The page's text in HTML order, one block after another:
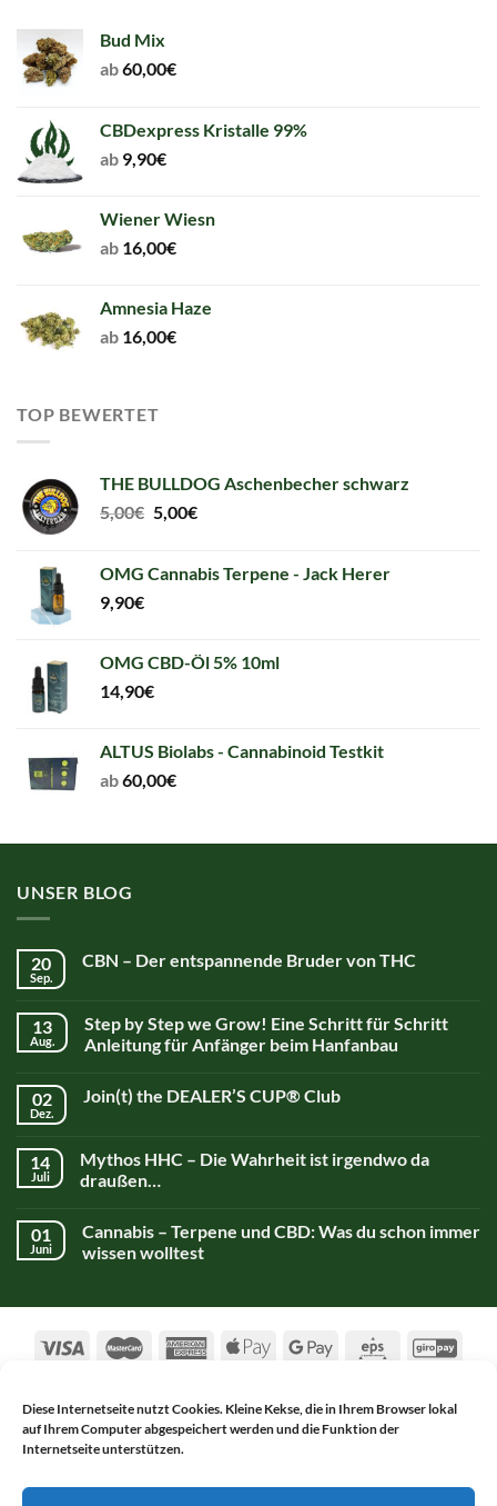
Diese Internetseite nutzt Cookies. Kleine Kekse, die in Ihrem Browser lokal
auf Ihrem Computer abgespeichert werden und die Funktion der
Internetseite unterstützen.
Bud Mix
ab60,00€
CBDexpress Kristalle 99%
ab 9,90€
Wiener Wiesn
ab 16,00€
Amnesia Haze
ab 16,00€
TOP BEWERTET
THE BULLDOG Aschenbecher schwarz
5,00€ Original
5,00€.
5,00€Current
5,00€.
OMG Cannabis Terpene - Jack Herer
9,90€
OMG CBD-Öl 5% 10ml
14,90€
ALTUS Biolabs - Cannabinoid Testkit
ab60,00€
UNSER BLOG
20
Sep.
CBN – Der entspannende Bruder von THC
13
Aug.
Step by Step we Grow! Eine Schritt für Schritt
Anleitung für Anfänger beim Hanfanbau
02
Dez.
Join(t) the DEALER’S CUP® Club
14
Juli
Mythos HHC – Die Wahrheit ist irgendwo da
draußen…
01
Juni
Cannabis – Terpene und CBD: Was du schon immer
wissen wolltest
AGB
DATENSCHUTZERKLÄRUNG